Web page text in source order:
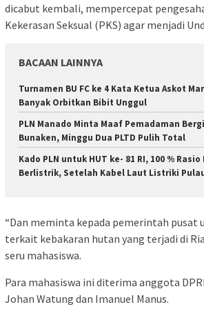
dicabut kembali, mempercepat
Kekerasan Seksual (PKS) agar menjadi
BACAAN LAINNYA
Turnamen BU FC ke 4 Kata Ketua Askot
Banyak Orbitkan Bibit Unggul
PLN Manado Minta Maaf Pemadaman
Bunaken, Minggu Dua PLTD Pulih Total
Kado PLN untuk HUT ke- 81 RI, 100 %
Berlistrik, Setelah Kabel Laut Listriki
“Dan meminta kepada pemerintah pusat
terkait kebakaran hutan yang terjadi di
seru mahasiswa.
Para mahasiswa ini diterima anggota
Johan Watung dan Imanuel Manus.